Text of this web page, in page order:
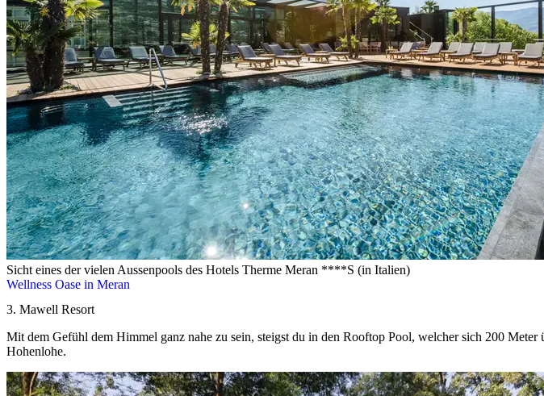
Sicht eines der vielen Aussenpools des Hotels Therme Meran ****S (in Italien)
Wellness Oase in Meran
3. Mawell Resort
Mit dem Gefühl dem Himmel ganz nahe zu sein, steigst du in den Rooftop Pool, welcher sich 200
Hohenlohe.